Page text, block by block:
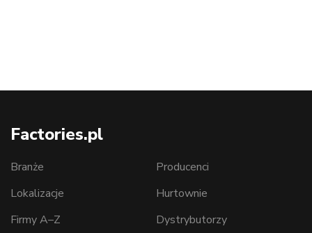
Factories.pl
Branże
Lokalizacje
Firmy A–Z
Producenci
Hurtownie
Dystrybutorzy